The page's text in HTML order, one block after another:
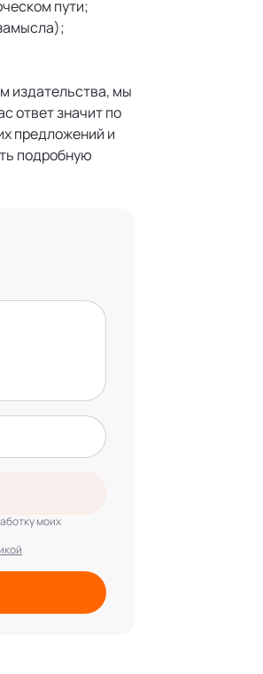
пути;
издательства, мы
ответ значит по
предложений и
подробную
моих